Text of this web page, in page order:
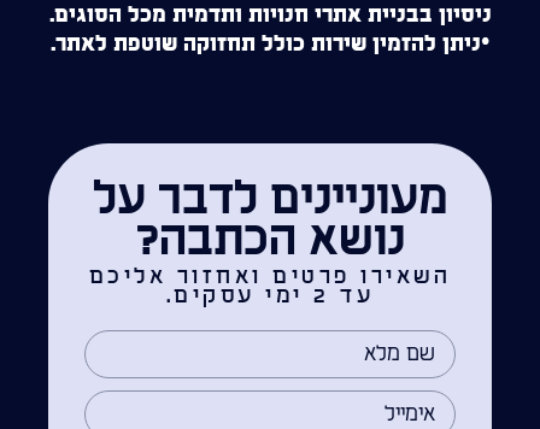
ניסיון בבניית אתרי חנויות ותדמית מכל הסוגים.
*ניתן להזמין שירות כולל תחזוקה שוטפת לאתר.
מעוניינים לדבר על
נושא הכתבה?
השאירו פרטים ואחזור אליכם
עד 2 ימי עסקים.